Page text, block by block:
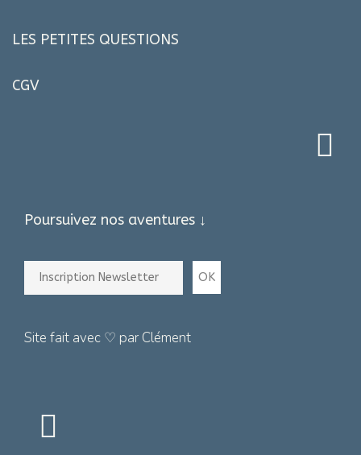
LES PETITES QUESTIONS
CGV
Poursuivez nos aventures ↓
Site fait avec ♡ par Clément